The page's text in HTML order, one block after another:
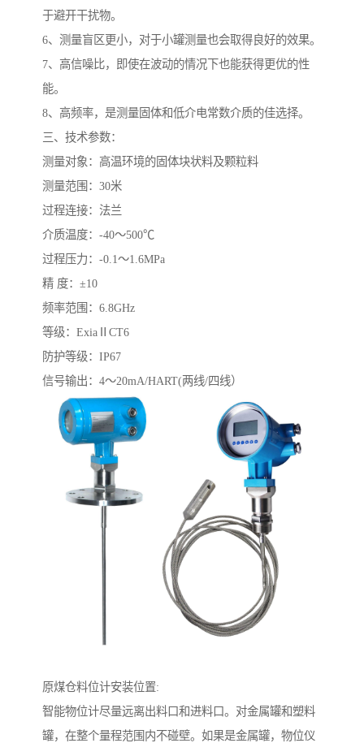
于避开干扰物。
6、测量盲区更小，对于小罐测量也会取得良好的效果。
7、高信噪比，即使在波动的情况下也能获得更优的性
能。
8、高频率，是测量固体和低介电常数介质的佳选择。
三、技术参数：
测量对象：高温环境的固体块状料及颗粒料
测量范围：30米
过程连接：法兰
介质温度：-40～500℃
过程压力：-0.1～1.6MPa
精 度：±10
频率范围：6.8GHz
等级：ExiaⅡCT6
防护等级：IP67
信号输出：4～20mA/HART(两线/四线）
原煤仓料位计安装位置:
智能物位计尽量远离出料口和进料口。对金属罐和塑料
罐，在整个量程范围内不碰壁。如果是金属罐，物位仪